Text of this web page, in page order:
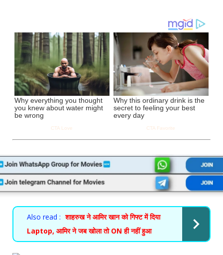
Also read : शाहरुख ने आमिर खान को गिफ्ट में दिया
Laptop, आमिर ने जब खोला तो ON ही नहीं हुआ